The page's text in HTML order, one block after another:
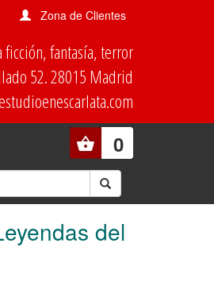
Zona de Clientes
fantasía, terror
52. 28015 Madrid
0
del